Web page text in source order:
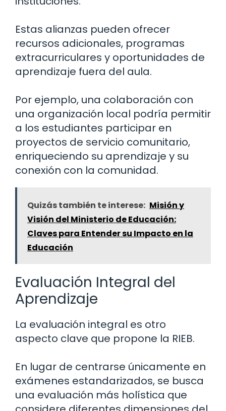
Estas alianzas pueden ofrecer
recursos adicionales, programas
extracurriculares y oportunidades de
aprendizaje fuera del aula.
Por ejemplo, una colaboración con
una organización local podría permitir
a los estudiantes participar en
proyectos de servicio comunitario,
enriqueciendo su aprendizaje y su
conexión con la comunidad.
Quizás también te interese: Misión y
Visión del Ministerio de Educación:
Claves para Entender su Impacto en la
Educación
Evaluación Integral del
Aprendizaje
La evaluación integral es otro
aspecto clave que propone la RIEB.
En lugar de centrarse únicamente en
exámenes estandarizados, se busca
una evaluación más holística que